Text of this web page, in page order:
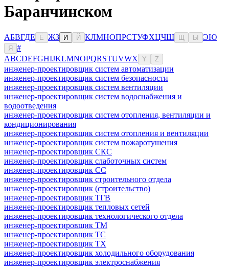
Баранчинском
АБВГДЕ Ё ЖЗ И Й КЛМНОПРСТУФХЦЧШ Ы ЭЮ
Я
#
ABCDEFGHIJKLMNOPQRSTUVWX Y Z
инженер-проектировщик систем автоматизации
инженер-проектировщик систем безопасности
инженер-проектировщик систем вентиляции
инженер-проектировщик систем водоснабжения и
водоотведения
инженер-проектировщик систем отопления, вентиляции и
кондиционирования
инженер-проектировщик систем отопления и вентиляции
инженер-проектировщик систем пожаротушения
инженер-проектировщик СКС
инженер-проектировщик слаботочных систем
инженер-проектировщик СС
инженер-проектировщик строительного отдела
инженер-проектировщик (строительство)
инженер-проектировщик ТГВ
инженер-проектировщик тепловых сетей
инженер-проектировщик технологического отдела
инженер-проектировщик ТМ
инженер-проектировщик ТС
инженер-проектировщик ТХ
инженер-проектировщик холодильного оборудования
инженер-проектировщик электроснабжения